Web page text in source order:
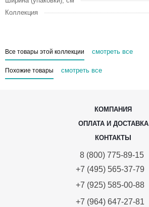
Коллекция
Все товары этой коллекции смотреть все
Похожие товары смотреть все
КОМПАНИЯ
ОПЛАТА И ДОСТАВКА
КОНТАКТЫ
8 (800) 775-89-15
+7 (495) 565-37-79
+7 (925) 585-00-88
+7 (964) 647-27-81